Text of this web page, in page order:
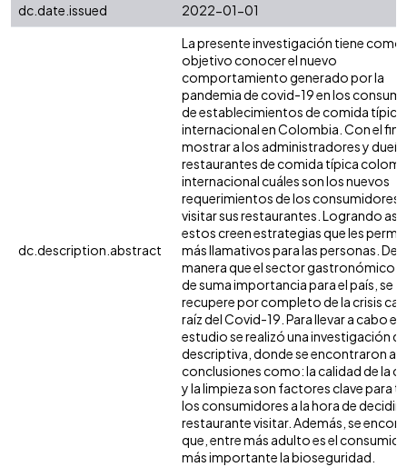
dc.date.issued
2022-01-01
dc.description.abstract
La presente investigación tiene como
objetivo conocer el nuevo
comportamiento generado por la
pandemia de covid-19 en los
de establecimientos de comida típica
internacional en Colombia. Con el fin
mostrar a los administradores y
restaurantes de comida típica
internacional cuáles son los nuevos
requerimientos de los consumidores
visitar sus restaurantes. Logrando así
estos creen estrategias que les
más llamativos para las personas. De
manera que el sector gastronómico,
de suma importancia para el país, se
recupere por completo de la crisis
raíz del Covid-19. Para llevar a cabo
estudio se realizó una investigación
descriptiva, donde se encontraron
conclusiones como: la calidad de la
y la limpieza son factores clave para
los consumidores a la hora de decidir
restaurante visitar. Además, se
que, entre más adulto es el
más importante la bioseguridad.